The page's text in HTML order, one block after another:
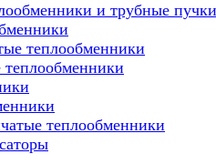
и трубные пучки
теплообменники
теплообменники